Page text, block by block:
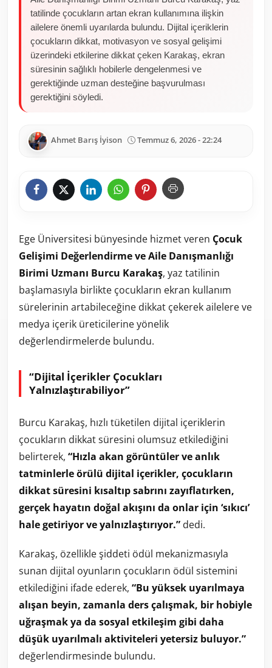
tatilinde çocukların artan ekran kullanımına ilişkin
ailelere önemli uyarılarda bulundu. Dijital içeriklerin
çocukların dikkat, motivasyon ve sosyal gelişimi
üzerindeki etkilerine dikkat çeken Karakaş, ekran
süresinin sağlıklı hobilerle dengelenmesi ve
gerektiğinde uzman desteğine başvurulması
gerektiğini söyledi.
Ahmet Barış İyison Temmuz 6, 2026 - 22:24
Ege Üniversitesi bünyesinde hizmet veren Çocuk
Gelişimi Değerlendirme ve Aile Danışmanlığı
Birimi Uzmanı Burcu Karakaş, yaz tatilinin
başlamasıyla birlikte çocukların ekran kullanım
sürelerinin artabileceğine dikkat çekerek ailelere ve
medya içerik üreticilerine yönelik
değerlendirmelerde bulundu.
“Dijital İçerikler Çocukları
Yalnızlaştırabiliyor”
Burcu Karakaş, hızlı tüketilen dijital içeriklerin
çocukların dikkat süresini olumsuz etkilediğini
belirterek, “Hızla akan görüntüler ve anlık
tatminlerle örülü dijital içerikler, çocukların
dikkat süresini kısaltıp sabrını zayıflatırken,
gerçek hayatın doğal akışını da onlar için ‘sıkıcı’
hale getiriyor ve yalnızlaştırıyor.” dedi.
Karakaş, özellikle şiddeti ödül mekanizmasıyla
sunan dijital oyunların çocukların ödül sistemini
etkilediğini ifade ederek, “Bu yüksek uyarılmaya
alışan beyin, zamanla ders çalışmak, bir hobiyle
uğraşmak ya da sosyal etkileşim gibi daha
düşük uyarılmalı aktiviteleri yetersiz buluyor.”
değerlendirmesinde bulundu.